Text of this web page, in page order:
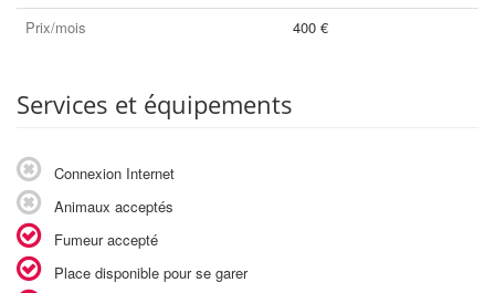
Prix/mois
400 €
Services et équipements
Connexion Internet
Animaux acceptés
Fumeur accepté
Place disponible pour se garer